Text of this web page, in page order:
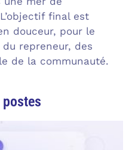
final est
douceur, pour le
repreneur, des
de la communauté.